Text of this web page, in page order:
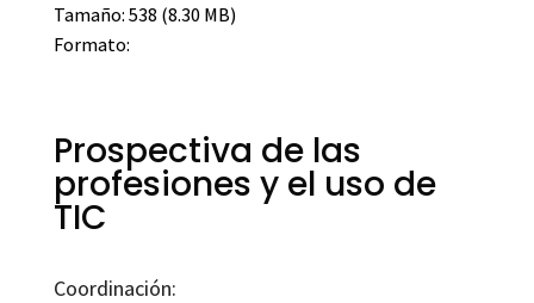
Tamaño: 538 (8.30 MB)
Formato:
Prospectiva de las
profesiones y el uso de
TIC
Coordinación: